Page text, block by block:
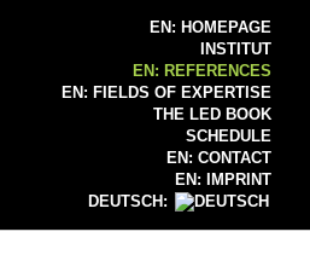
EN: HOMEPAGE
INSTITUT
EN: REFERENCES
EN: FIELDS OF EXPERTISE
THE LED BOOK
SCHEDULE
EN: CONTACT
EN: IMPRINT
DEUTSCH: